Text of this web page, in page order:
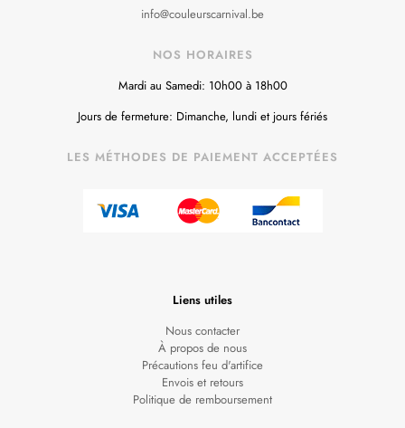
info@couleurscarnival.be
NOS HORAIRES
Mardi au Samedi: 10h00 à 18h00
Jours de fermeture: Dimanche, lundi et jours fériés
LES MÉTHODES DE PAIEMENT ACCEPTÉES
Liens utiles
Nous contacter
À propos de nous
Précautions feu d'artifice
Envois et retours
Politique de remboursement